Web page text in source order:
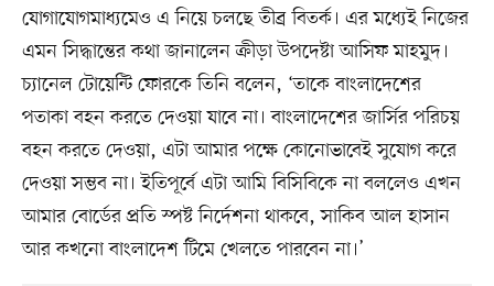
যোগাযোগমাধ্যমেও এ নিয়ে চলছে তীব্র বিতর্ক। এর মধ্যেই নিজের
এমন সিদ্ধান্তের কথা জানালেন ক্রীড়া উপদেষ্টা আসিফ মাহমুদ।
চ্যানেল টোয়েন্টি ফোরকে তিনি বলেন, ‘তাকে বাংলাদেশের
পতাকা বহন করতে দেওয়া যাবে না। বাংলাদেশের জার্সির পরিচয়
বহন করতে দেওয়া, এটা আমার পক্ষে কোনোভাবেই সুযোগ করে
দেওয়া সম্ভব না। ইতিপূর্বে এটা আমি বিসিবিকে না বললেও এখন
আমার বোর্ডের প্রতি স্পষ্ট নির্দেশনা থাকবে, সাকিব আল হাসান
আর কখনো বাংলাদেশ টিমে খেলতে পারবেন না।’